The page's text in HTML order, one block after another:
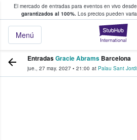
El mercado de entradas para eventos en vivo
garantizados al 100%. Los precios pueden
Menú
y venta de entradas
EntradasGracie Abrams Barcelona
jue., 27 may. 2027 • 21:00 at Palau Sant Jordi